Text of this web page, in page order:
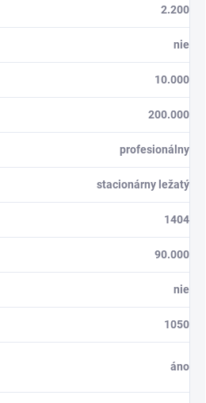
2.200
nie
10.000
200.000
profesionálny
stacionárny ležatý
1404
90.000
nie
1050
áno